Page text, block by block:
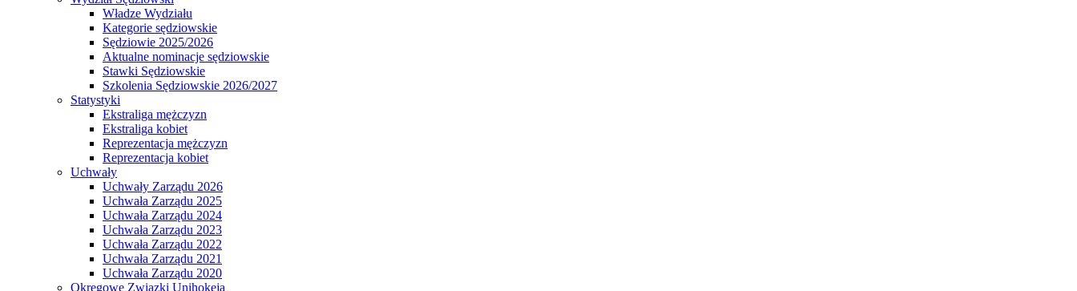
Władze Wydziału
Kategorie sędziowskie
Sędziowie 2025/2026
Aktualne nominacje sędziowskie
Stawki Sędziowskie
Szkolenia Sędziowskie 2026/2027
Statystyki
Ekstraliga mężczyzn
Ekstraliga kobiet
Reprezentacja mężczyzn
Reprezentacja kobiet
Uchwały
Uchwały Zarządu 2026
Uchwała Zarządu 2025
Uchwała Zarządu 2024
Uchwała Zarządu 2023
Uchwała Zarządu 2022
Uchwała Zarządu 2021
Uchwała Zarządu 2020
Okręgowe Związki Unihokeja